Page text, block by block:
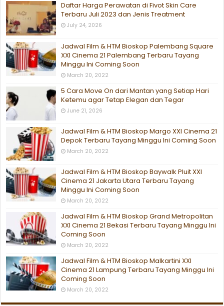
Daftar Harga Perawatan di Fivot Skin Care
Terbaru Juli 2023 dan Jenis Treatment
July 24, 2026
Jadwal Film & HTM Bioskop Palembang Square
XXI Cinema 21 Palembang Terbaru Tayang
Minggu Ini Coming Soon
March 20, 2022
5 Cara Move On dari Mantan yang Setiap Hari
Ketemu agar Tetap Elegan dan Tegar
June 21, 2026
Jadwal Film & HTM Bioskop Margo XXI Cinema 21
Depok Terbaru Tayang Minggu Ini Coming Soon
March 20, 2022
Jadwal Film & HTM Bioskop Baywalk Pluit XXI
Cinema 21 Jakarta Utara Terbaru Tayang
Minggu Ini Coming Soon
March 20, 2022
Jadwal Film & HTM Bioskop Grand Metropolitan
XXI Cinema 21 Bekasi Terbaru Tayang Minggu Ini
Coming Soon
March 20, 2022
Jadwal Film & HTM Bioskop Malkartini XXI
Cinema 21 Lampung Terbaru Tayang Minggu Ini
Coming Soon
March 20, 2022